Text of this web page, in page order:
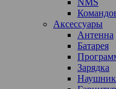
NMS
Аксессуары
Антенна
Батарея
Зарядка
Наушник